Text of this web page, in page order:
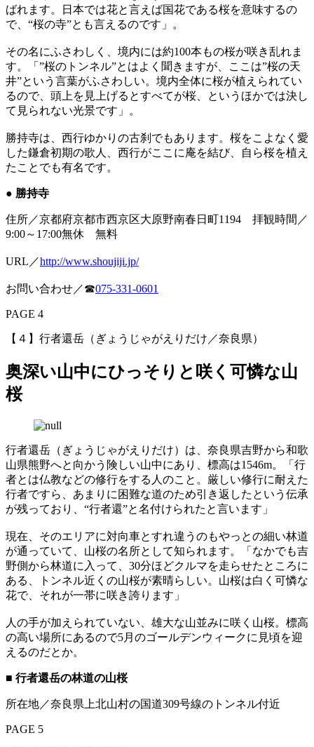
ばれます。日本では花と言えば国花である桜を意味するの
で、“桜の寺”とも言えるのです」。
その名にふさわしく、境内には約100本もの桜が咲き乱れま
す。「”桜のトンネル”とはよく聞きますが、ここは”桜の天
井”という言葉がふさわしい。境内全体に桜が植えられてい
るので、頭上を見上げるとすべてが桜、というほかでは決し
て見られない光景です」。
勝持寺は、西行ゆかりの古刹でもあります。桜をこよなく愛
した鎌倉初期の歌人、西行がここに庵を結び、自ら桜を植え
たことでも有名です。
● 勝持寺
住所／京都府京都市西京区大原野南春日町1194 拝観時間／
9:00～17:00無休 無料
URL／http://www.shoujiji.jp/
お問い合わせ／☎075-331-0601
PAGE 4
【４】行者還岳（ぎょうじゃがえりだけ／奈良県）
奥深い山中にひっそりと咲く可憐な山
桜
行者還岳（ぎょうじゃがえりだけ）は、奈良県吉野から和歌
山県熊野へと向かう険しい山中にあり、標高は1546m。「行
者とは仏教などの修行をする人のこと。厳しい修行に耐えた
行者ですら、あまりに困難な道のため引き返したという伝承
が残っており、“行者還”と名付けられたと言います」
現在、そのエリアに対向車とすれ違うのもやっとの細い林道
が通っていて、山桜の名所として知られます。「なかでも吉
野側から林道に入って、30分ほどクルマを走らせたところに
ある、トンネル近くの山桜が素晴らしい。山桜は白く可憐な
花で、それが一帯に咲き誇ります」
人の手が加えられていない、雄大な山並みに咲く山桜。標高
の高い場所にあるので5月のゴールデンウィークに見頃を迎
えるのだとか。
■ 行者還岳の林道の山桜
所在地／奈良県上北山村の国道309号線のトンネル付近
PAGE 5